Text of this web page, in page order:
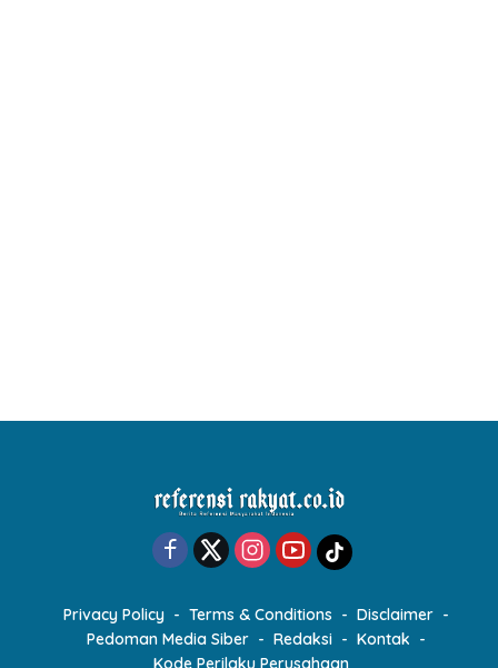
Privacy Policy Terms & Conditions
Disclaimer
Pedoman Media Siber
Redaksi
Kontak
Kode Perilaku Perusahaan